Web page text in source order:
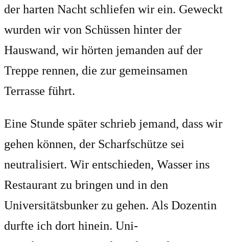
der harten Nacht schliefen wir ein. Geweckt
wurden wir von Schüssen hinter der
Hauswand, wir hörten jemanden auf der
Treppe rennen, die zur gemeinsamen
Terrasse führt.
Eine Stunde später schrieb jemand, dass wir
gehen können, der Scharfschütze sei
neutralisiert. Wir entschieden, Wasser ins
Restaurant zu bringen und in den
Universitätsbunker zu gehen. Als Dozentin
durfte ich dort hinein. Uni-